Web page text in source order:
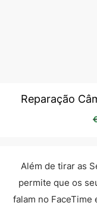
Reparação
Além de tirar as
permite que os
falam no FaceTime